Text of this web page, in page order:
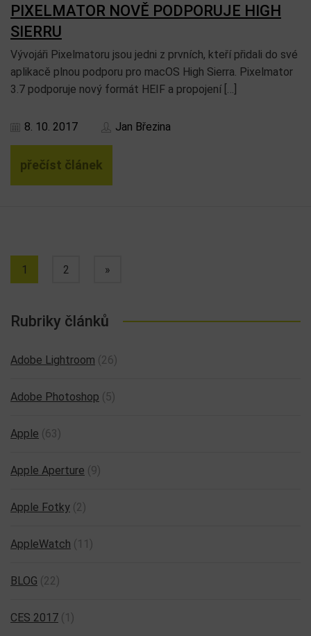
PIXELMATOR NOVĚ PODPORUJE HIGH
SIERRU
Vývojáři Pixelmatoru jsou jedni z prvních, kteří přidali do své
aplikacě plnou podporu pro macOS High Sierra. Pixelmator
3.7 podporuje nový formát HEIF a propojení […]
8. 10. 2017 Jan Březina
přečíst článek
1 2 »
Rubriky článků
Adobe Lightroom (26)
Adobe Photoshop (5)
Apple (63)
Apple Aperture (9)
Apple Fotky (2)
AppleWatch (11)
BLOG (22)
CES 2017 (1)